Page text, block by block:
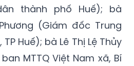
thành phố Huế); bà
(Giám đốc Trung
Huế); bà Lê Thị Lệ Thủy
MTTQ Việt Nam xã, Bí